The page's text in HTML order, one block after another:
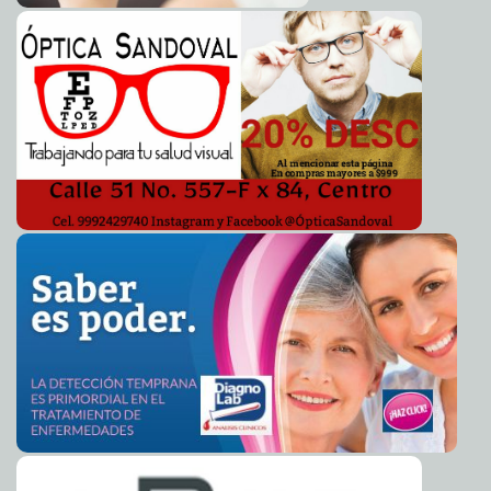
2024-04-15 17:15:40 Académicas de la UADY participan en los Foros de
Vinculación 2024 de la SEP Laura Aldama
2024-04-15 17:12:56 "Mérida en Domingo" se trasladará al parque de San
Juan por remodelación de la Plaza Grande Laura Aldama
2024-04-15 17:05:36 Licenciatura en Comercio Internacional de la UADY,
reconocida por cumplir altos estándares de calidad Carmen Alicia Briceño
Sánchez
2024-04-15 17:02:40 Buscan promover en la niñez una nueva forma de
pensar y actuar con el Programa Niñ@s STEAM Jorge Armando León Borges
Realizan prueba de funcionalidad del Programa de
Resultados Electorales Preliminares Kamila López
El Ayuntamiento reconoce a las y los empleados
municipales por su dedicación y servicio a Mérida Laura Aldama
2024-04-15 16:54:53 Alzan la voz por los derechos de las niñas, niños y
adolescentes Laura Aldama
2024-04-11 13:44:02 Garantizaremos la atención médica y entrega de
medicinas desde lo local: Marissa Salazar Kamila López
2024-04-11 13:41:37 Calcehtok está con Irais Barón Laura Aldama
2024-04-10 19:51:02 Pide Xóchitl Gálvez a contrincantes conducirse con la
verdad Juan Francisco del Toral
2024-04-10 19:29:59 El Ayuntamiento destaca el compromiso de seguir
consolidando a Mérida como uno de los mejores destinos del país
Jorge Armando León Borges